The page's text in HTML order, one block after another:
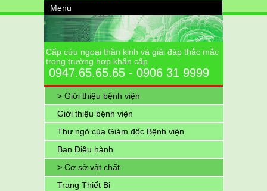
Menu
Cấp cứu ngoại thần kinh và giải đáp thắc mắc
trong trường hợp khẩn cấp
0947.65.65.65 - 0906 31 9999
> Giới thiệu bệnh viện
Giới thiệu bệnh viện
Thư ngỏ của Giám đốc Bệnh viện
Ban Điều hành
> Cơ sở vật chất
Trang Thiết Bị